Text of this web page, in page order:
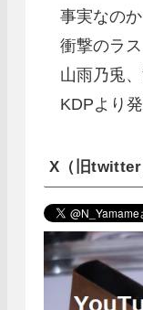
事実なのか
衝撃のラス
山雨乃兎、
KDPより発
X（旧twitter